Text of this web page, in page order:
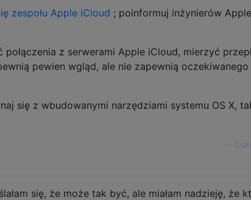
zespołu Apple iCloud ; poinformuj inżynierów
z serwerami Apple iCloud, mierzyć
pewien wgląd, ale nie zapewnią oczekiwanego
się z wbudowanymi narzędziami systemu OS X,
się, że może tak być, ale miałam nadzieję, że